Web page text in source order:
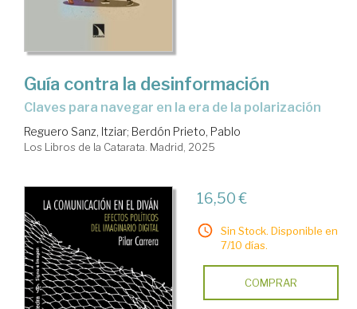
Guía contra la desinformación
Claves para navegar en la era de la polarización
Reguero Sanz, Itziar; Berdón Prieto, Pablo
Los Libros de la Catarata. Madrid, 2025
16,50 €
Sin Stock. Disponible en
7/10 días.
COMPRAR